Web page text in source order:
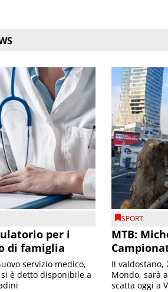
per i
di famiglia
servizio medico,
è detto disponibile a
SPORT
MTB:
Il valdostano,
Mondo, sarà
scatta oggi a